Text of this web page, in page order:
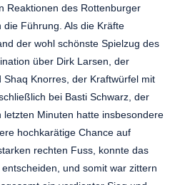
Reaktionen des Rottenburger
Führung. Als die Kräfte
der wohl schönste Spielzug des
über Dirk Larsen, der
Shaq Knorres, der Kraftwürfel mit
bei Basti Schwarz, der
Minuten hatte insbesondere
hochkarätige Chance auf
rechten Fuss, konnte das
und somit war zittern